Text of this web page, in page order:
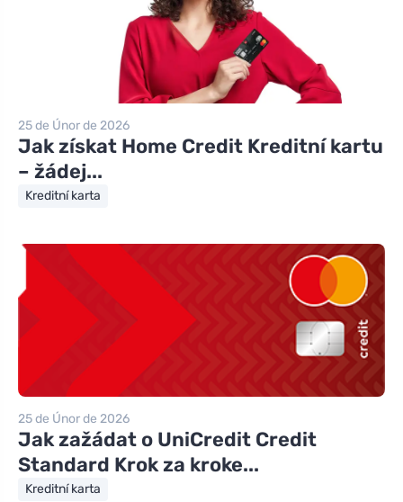
25 de Únor de 2026
Jak získat Home Credit Kreditní kartu
– žádej...
Kreditní karta
25 de Únor de 2026
Jak zažádat o UniCredit Credit
Standard Krok za kroke...
Kreditní karta